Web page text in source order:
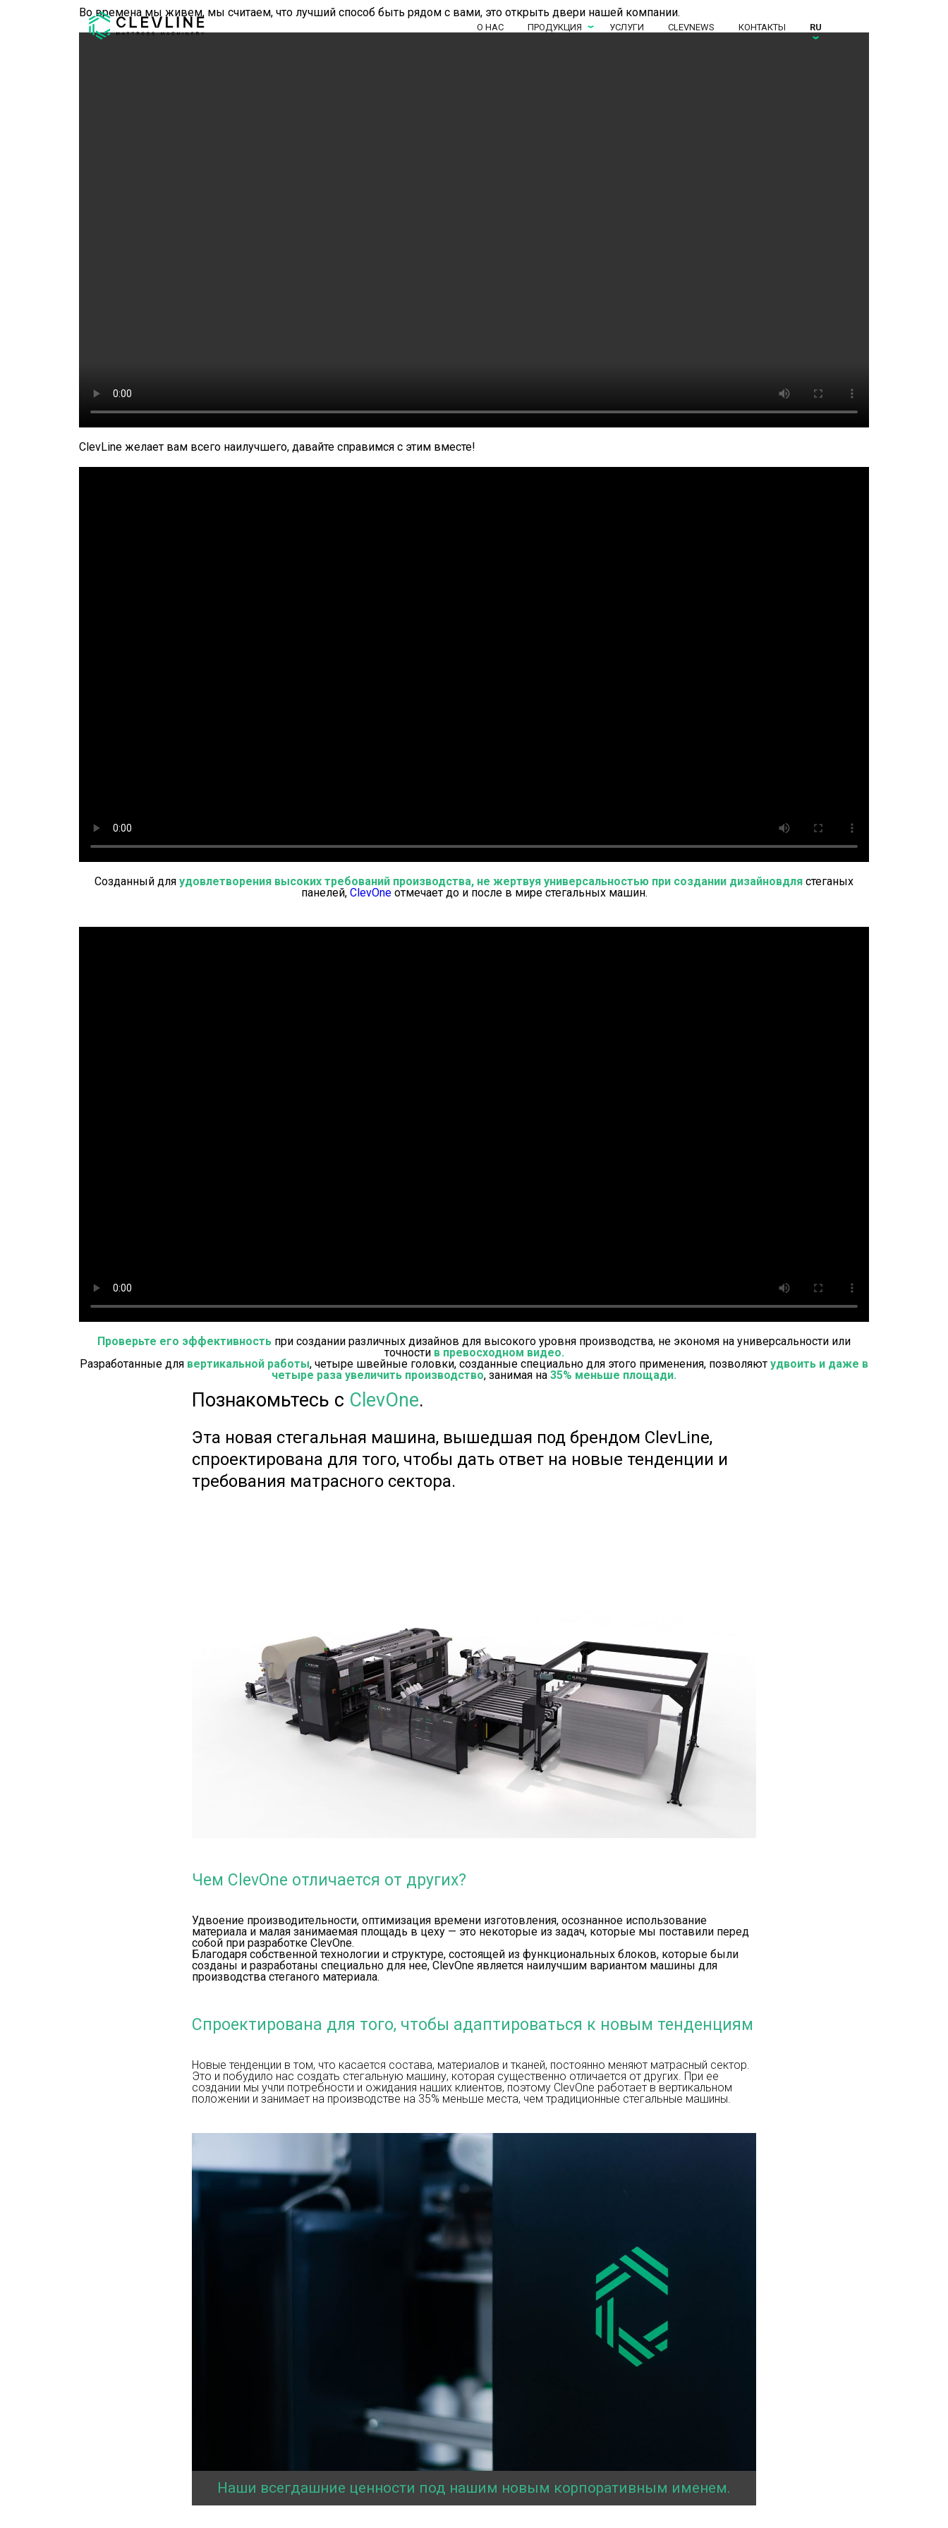
О НАС ПРОДУКЦИЯ УСЛУГИ CLEVNEWS КОНТАКТЫ RU
Во времена мы живем, мы считаем, что лучший способ быть рядом с вами, это открыть двери нашей компании.
ClevLine желает вам всего наилучшего, давайте справимся с этим вместе!
Созданный для удовлетворения высоких требований производства, не жертвуя универсальностью при создании дизайновдля стеганых
панелей, ClevOneотмечает до и после в мире стегальных машин.
Проверьте его эффективность при создании различных дизайнов для высокого уровня производства, не экономя на универсальности или
точности в превосходном видео.
Разработанные для вертикальной работы, четыре швейные головки, созданные специально для этого применения, позволяют удвоить и даже в
четыре раза увеличить производство, занимая на 35% меньше площади.
Познакомьтесь с ClevOne.
Эта новая стегальная машина, вышедшая под брендом ClevLine,
спроектирована для того, чтобы дать ответ на новые тенденции и
требования матрасного сектора.
Чем ClevOne отличается от других?
Удвоение производительности, оптимизация времени изготовления, осознанное использование
материала и малая занимаемая площадь в цеху — это некоторые из задач, которые мы поставили перед
собой при разработке ClevOne.
Благодаря собственной технологии и структуре, состоящей из функциональных блоков, которые были
созданы и разработаны специально для нее, ClevOne является наилучшим вариантом машины для
производства стеганого материала.
Спроектирована для того, чтобы адаптироваться к новым тенденциям
Новые тенденции в том, что касается состава, материалов и тканей, постоянно меняют матрасный сектор.
Это и побудило нас создать стегальную машину, которая существенно отличается от других. При ее
создании мы учли потребности и ожидания наших клиентов, поэтому ClevOne работает в вертикальном
положении и занимает на производстве на 35% меньше места, чем традиционные стегальные машины.
Наши всегдашние ценности под нашим новым корпоративным именем.